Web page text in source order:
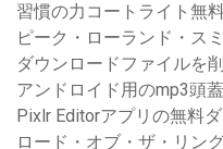
習慣の力コートライト無
ピーク・ローランド・ス
ダウンロードファイルを
アンドロイド用のmp3頭
Pixlr Editorアプリの無料
ロード・オブ・ザ・リン